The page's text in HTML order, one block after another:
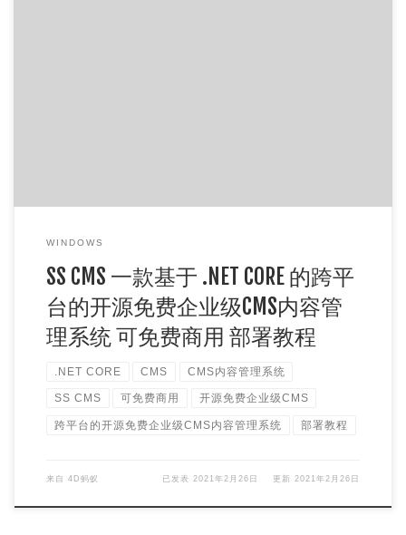
WINDOWS
SS CMS 一款基于 .NET CORE 的跨平
台的开源免费企业级CMS内容管
理系统 可免费商用 部署教程
.NET CORE CMS CMS内容管理系统
SS CMS 可免费商用 开源免费企业级CMS
跨平台的开源免费企业级CMS内容管理系统 部署教程
来自 4D蚂蚁 已发表 2021年2月26日 更新 2021年2月26日